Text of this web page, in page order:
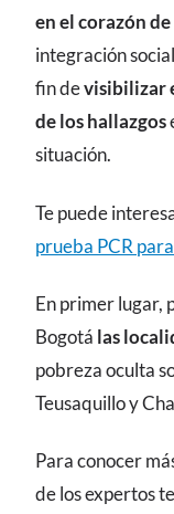
en el corazón
integración
fin devisibilizar
de los hallazgos
situación.
Te puede
prueba PCR
En primer lugar,
Bogotá las
pobreza oculta
Teusaquillo y
Para conocer
de los expertos